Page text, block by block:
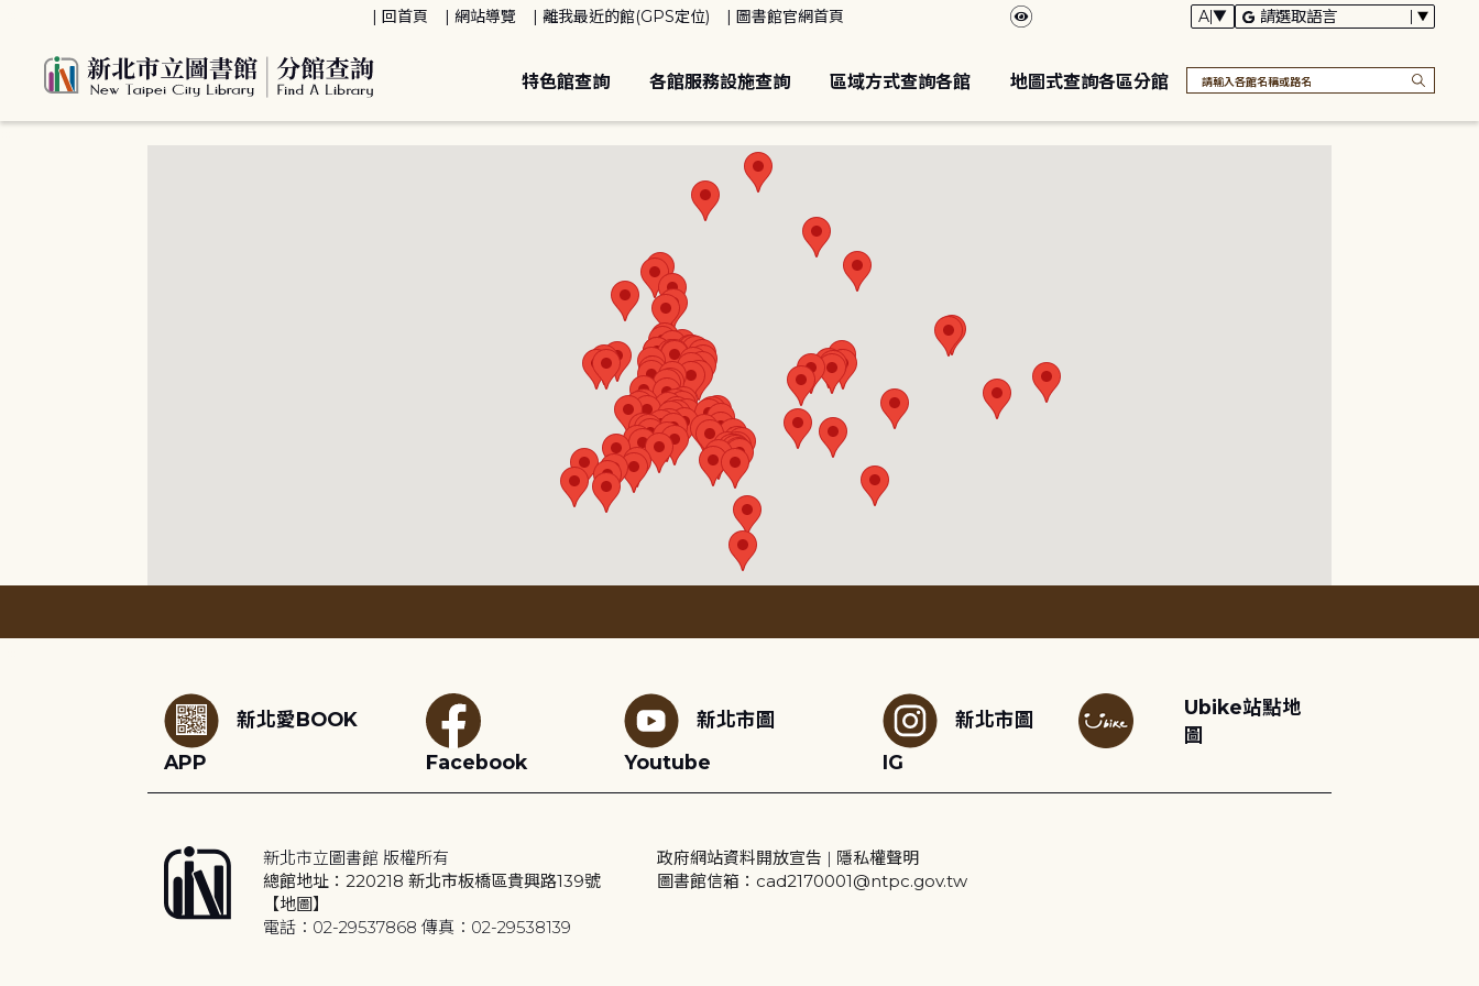
回首頁 網站導覽 離我最近的館(GPS定位) 圖書館官網首頁
特色館查詢 各館服務設施查詢 區域方式查詢各館 地圖式查詢各區分館
新北愛BOOK
APP
Facebook
新北市圖
Youtube
新北市圖
IG
Ubike站點地
圖
新北市立圖書館 版權所有
總館地址：220218 新北市板橋區貴興路139號
【地圖】
電話：02-29537868 傳真：02-29538139
政府網站資料開放宣告 | 隱私權聲明
圖書館信箱：cad2170001@ntpc.gov.tw